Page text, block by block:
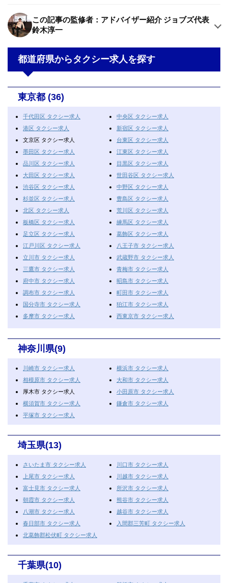
この記事の監修者：アドバイザー紹介 ジョブズ代表
鈴木淳一
都道府県からタクシー求人を探す
東京都 (36)
千代田区 タクシー求人
中央区 タクシー求人
港区 タクシー求人
新宿区 タクシー求人
文京区 タクシー求人
台東区 タクシー求人
墨田区 タクシー求人
江東区 タクシー求人
品川区 タクシー求人
目黒区 タクシー求人
大田区 タクシー求人
世田谷区 タクシー求人
渋谷区 タクシー求人
中野区 タクシー求人
杉並区 タクシー求人
豊島区 タクシー求人
北区 タクシー求人
荒川区 タクシー求人
板橋区 タクシー求人
練馬区 タクシー求人
足立区 タクシー求人
葛飾区 タクシー求人
江戸川区 タクシー求人
八王子市 タクシー求人
立川市 タクシー求人
武蔵野市 タクシー求人
三鷹市 タクシー求人
青梅市 タクシー求人
府中市 タクシー求人
昭島市 タクシー求人
調布市 タクシー求人
町田市 タクシー求人
国分寺市 タクシー求人
狛江市 タクシー求人
多摩市 タクシー求人
西東京市 タクシー求人
神奈川県(9)
川崎市 タクシー求人
横浜市 タクシー求人
相模原市 タクシー求人
大和市 タクシー求人
厚木市 タクシー求人
小田原市 タクシー求人
横須賀市 タクシー求人
鎌倉市 タクシー求人
平塚市 タクシー求人
埼玉県(13)
さいたま市 タクシー求人
川口市 タクシー求人
上尾市 タクシー求人
川越市 タクシー求人
富士見市 タクシー求人
所沢市 タクシー求人
朝霞市 タクシー求人
熊谷市 タクシー求人
八潮市 タクシー求人
越谷市 タクシー求人
春日部市 タクシー求人
入間郡三芳町 タクシー求人
北葛飾郡松伏町 タクシー求人
千葉県(10)